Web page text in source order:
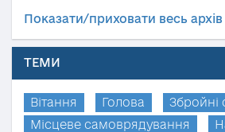
Показати/приховати весь архів
ТЕМИ
Вітання Голова
Збройні
Місцеве самоврядування